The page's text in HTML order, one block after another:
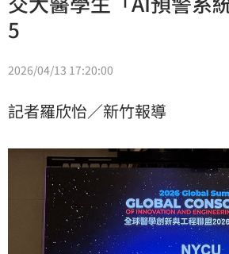
5
2026/04/13 17:20:00
記者羅欣怡／新竹報導